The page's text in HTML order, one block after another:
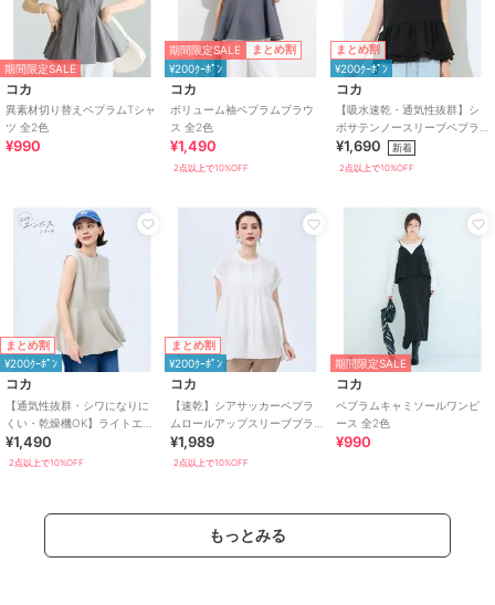
期間限定SALE
コカ
異素材切り替えペプラムTシャ
ツ 全2色
¥990
期間限定SALE まとめ割
¥200ｸｰﾎﾟﾝ
コカ
ボリューム袖ペプラムブラウ
ス 全2色
¥1,490
2点以上で10%OFF
まとめ割
¥200ｸｰﾎﾟﾝ
コカ
【吸水速乾・通気性抜群】シ
ボサテンノースリーブペプラ
ムトップス 全2色
¥1,690 新着
2点以上で10%OFF
まとめ割
¥200ｸｰﾎﾟﾝ
コカ
【通気性抜群・シワになりに
くい・乾燥機OK】ライトエン
ボスノースリーブペプラムT 全
2色
¥1,490
2点以上で10%OFF
まとめ割
¥200ｸｰﾎﾟﾝ
コカ
【速乾】シアサッカーペプラ
ムロールアップスリーブブラ
ウス 全2色
¥1,989
2点以上で10%OFF
期間限定SALE
コカ
ペプラムキャミソールワンピ
ース 全2色
¥990
もっとみる